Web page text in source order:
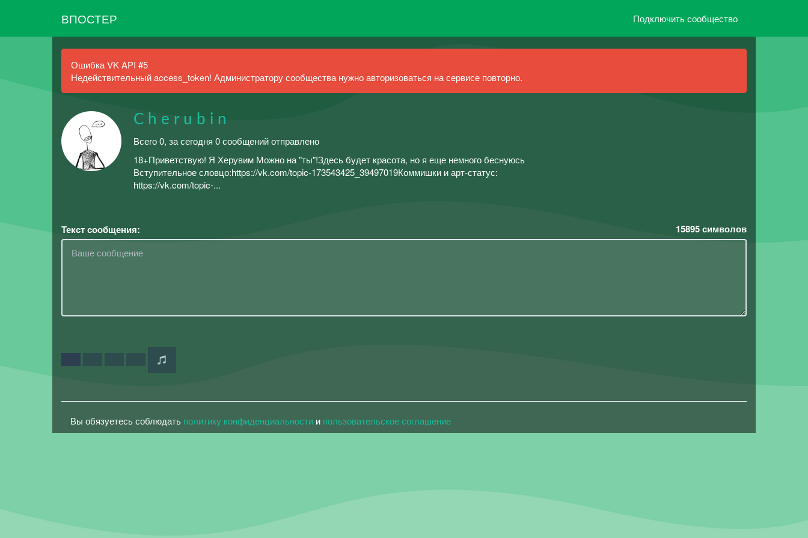
ВПОСТЕР Подключить сообщество
Ошибка VK API #5
Недействительный access_token! Администратору сообщества нужно авторизоваться на сервисе повторно.
C h e r u b i n
Всего 0, за сегодня 0 сообщений отправлено
18+Приветствую! Я Херувим Можно на "ты"!Здесь будет красота, но я еще немного беснуюсь
Вступительное словцо:https://vk.com/topic-173543425_39497019Коммишки и арт-статус:
https://vk.com/topic-...
Текст сообщения: 15895символов
Вы обязуетесь соблюдать политику конфиденциальности и пользовательское соглашение